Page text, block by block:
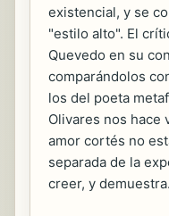
existencial, y se
"estilo alto". El
Quevedo en su
comparándolos
los del poeta
Olivares nos hace
amor cortés no
separada de la
creer, y